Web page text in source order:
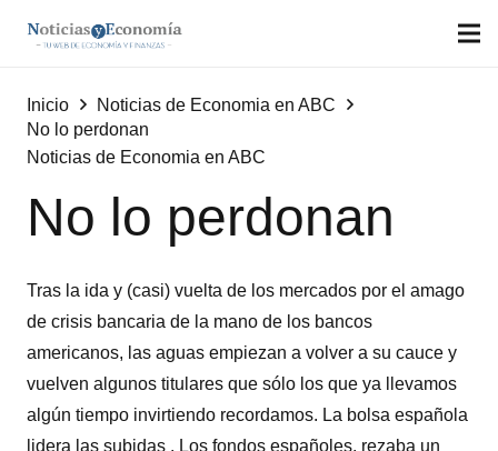
Inicio
Noticias de Economia en ABC
No lo perdonan
Noticias de Economia en ABC
No lo perdonan
Tras la ida y (casi) vuelta de los mercados por el amago
de crisis bancaria de la mano de los bancos
americanos, las aguas empiezan a volver a su cauce y
vuelven algunos titulares que sólo los que ya llevamos
algún tiempo invirtiendo recordamos. La bolsa española
lidera las subidas . Los fondos españoles, rezaba un